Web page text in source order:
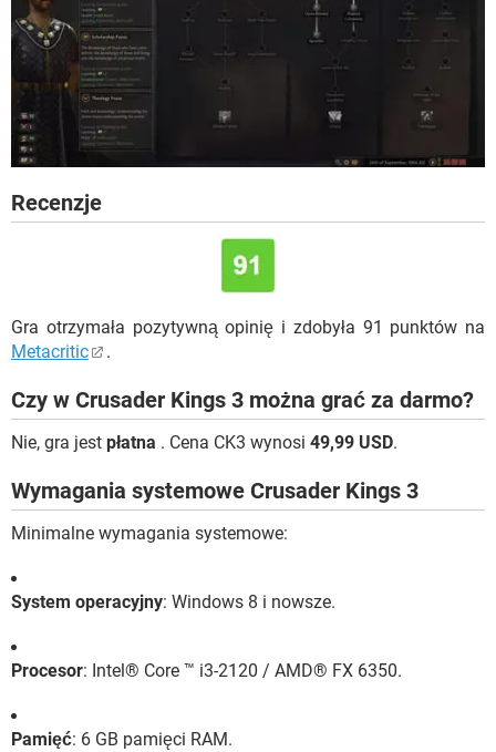
Recenzje
Gra otrzymała pozytywną opinię i zdobyła 91 punktów na
Metacritic
.
Czy w Crusader Kings 3 można grać za darmo?
Nie, gra jest płatna . Cena CK3 wynosi 49,99 USD.
Wymagania systemowe Crusader Kings 3
Minimalne wymagania systemowe:
System operacyjny: Windows 8 i nowsze.
Procesor: Intel® Core ™ i3-2120 / AMD® FX 6350.
Pamięć: 6 GB pamięci RAM.